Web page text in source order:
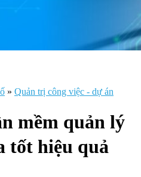
» Quản trị công việc - dự án
mềm quản lý
tốt hiệu quả